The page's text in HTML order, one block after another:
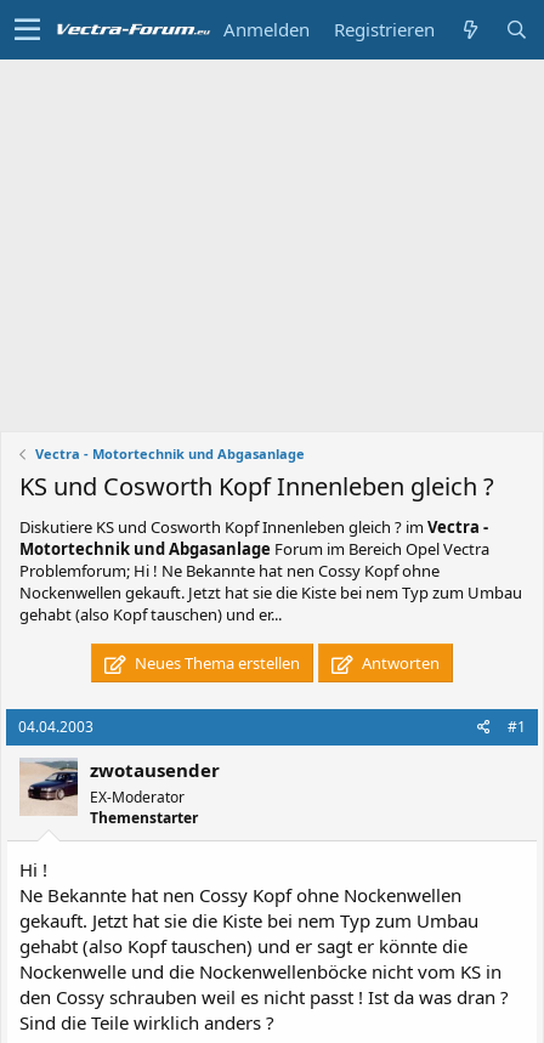
Anmelden Registrieren
Vectra - Motortechnik und Abgasanlage
KS und Cosworth Kopf Innenleben gleich ?
Diskutiere KS und Cosworth Kopf Innenleben gleich ? imVectra -
Motortechnik und Abgasanlage Forum im Bereich Opel Vectra
Problemforum; Hi ! Ne Bekannte hat nen Cossy Kopf ohne
Nockenwellen gekauft. Jetzt hat sie die Kiste bei nem Typ zum Umbau
gehabt (also Kopf tauschen) und er...
Neues Thema erstellen Antworten
04.04.2003 #1
zwotausender
EX-Moderator
Themenstarter
Hi !
Ne Bekannte hat nen Cossy Kopf ohne Nockenwellen
gekauft. Jetzt hat sie die Kiste bei nem Typ zum Umbau
gehabt (also Kopf tauschen) und er sagt er könnte die
Nockenwelle und die Nockenwellenböcke nicht vom KS in
den Cossy schrauben weil es nicht passt ! Ist da was dran ?
Sind die Teile wirklich anders ?